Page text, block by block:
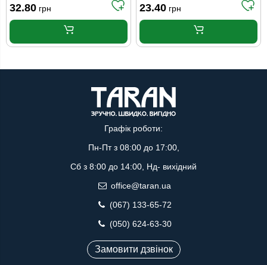
32.80 грн 23.40 грн
Графік роботи:
Пн-Пт з 08:00 до 17:00,
Сб з 8:00 до 14:00, Нд- вихідний
office@taran.ua
(067) 133-65-72
(050) 624-63-30
Замовити дзвінок